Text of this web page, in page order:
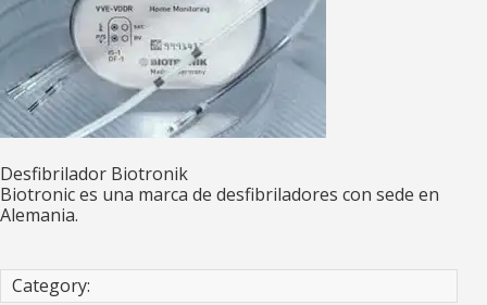
Desfibrilador Biotronik
Biotronic es una marca de desfibriladores con sede en
Alemania.
Category: